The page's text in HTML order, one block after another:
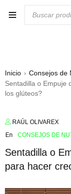
Inicio › Consejos de
Sentadilla o Empuje
los glúteos?
RAÚL OLIVAREX
En
CONSEJOS DE
Sentadilla o
para hacer